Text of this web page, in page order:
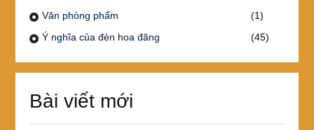
Văn phòng phẩm
(1)
Ý nghĩa của đèn hoa đăng
(45)
Bài viết mới